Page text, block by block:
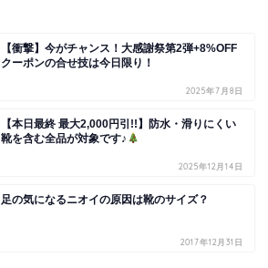
【衝撃】今がチャンス！大感謝祭第2弾+8%OFF
クーポンの合せ技は今日限り！
2025年7月8日
【本日最終 最大2,000円引!!】防水・滑りにくい
靴を含む全品が対象です♪
2025年12月14日
足の気になるニオイの原因は靴のサイズ？
2017年12月31日